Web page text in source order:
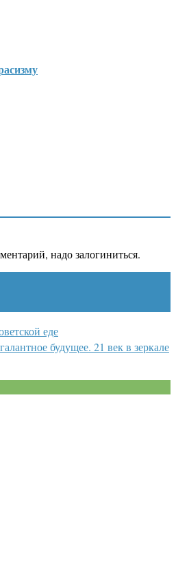
надо залогиниться.
еде
будущее. 21 век в зеркале